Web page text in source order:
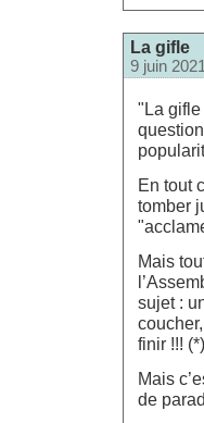
La gifle
9 juin
"La gifle
En tout
tomber
Mais
sujet :
finir !!! (*)
Mais
de